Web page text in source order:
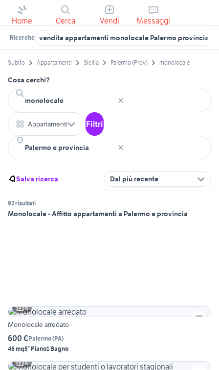
Home Cerca Vendi Messaggi
Ricerche vendita appartamenti monolocale Palermo provincia
Subito Appartamenti Sicilia Palermo (Prov) monolocale
Cosa cerchi?
Appartamenti Filtri
Salva ricerca Dal più recente
92 risultati
Monolocale - Affitto appartamenti a Palermo e provincia
6
Monolocale arredato
600 €Palermo(PA)
46 mq5° Piano1 Bagno
6